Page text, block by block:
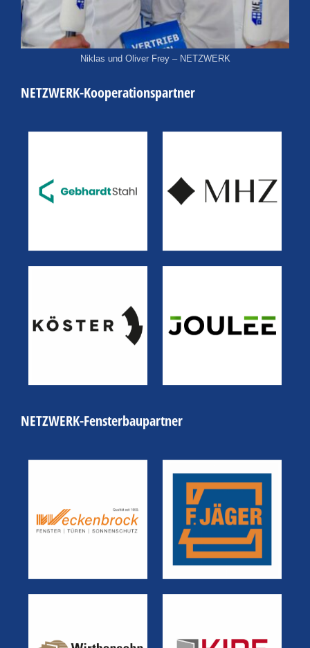
Niklas und Oliver Frey – NETZWERK
NETZWERK-Kooperationspartner
NETZWERK-Fensterbaupartner